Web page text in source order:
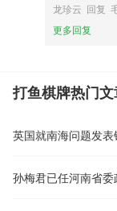
龙珍云 回复
更多回复
打鱼棋牌热门文
孙梅君已任河南省